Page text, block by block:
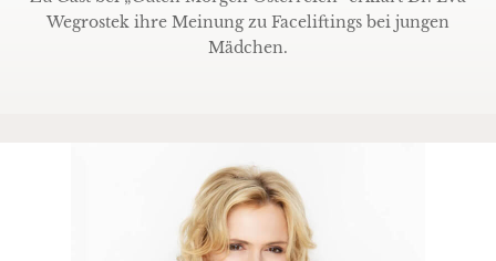
Wegrostek ihre Meinung zu Faceliftings bei jungen
Mädchen.